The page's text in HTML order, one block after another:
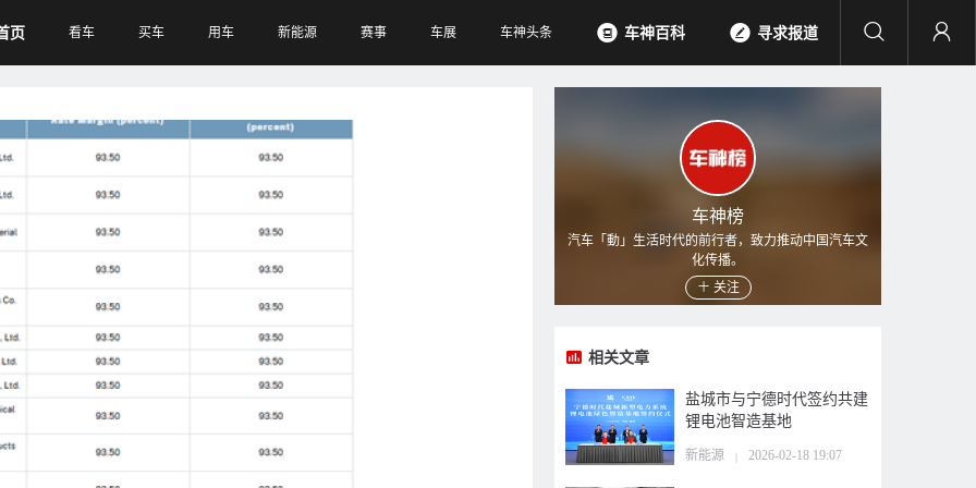
页 看车 买车 用车 新能源 赛事 车展 车神头条 车神百科 寻求报道
车神榜
汽车「動」生活时代的前行者，致力推动中国汽车文
化传播。
关注
相关文章
盐城市与宁德时代签约共建
锂电池智造基地
新能源 2026-02-18 19:07